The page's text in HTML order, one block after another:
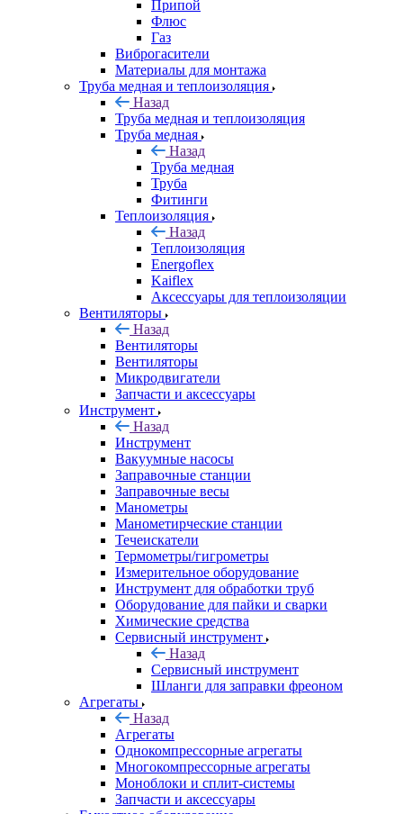
Припой
Флюс
Газ
Виброгасители
Материалы для монтажа
Труба медная и теплоизоляция
Назад
Труба медная и теплоизоляция
Труба медная
Назад
Труба медная
Труба
Фитинги
Теплоизоляция
Назад
Теплоизоляция
Energoflex
Kaiflex
Аксессуары для теплоизоляции
Вентиляторы
Назад
Вентиляторы
Вентиляторы
Микродвигатели
Запчасти и аксессуары
Инструмент
Назад
Инструмент
Вакуумные насосы
Заправочные станции
Заправочные весы
Манометры
Манометирческие станции
Течеискатели
Термометры/гигрометры
Измерительное оборудование
Инструмент для обработки труб
Оборудование для пайки и сварки
Химические средства
Сервисный инструмент
Назад
Сервисный инструмент
Шланги для заправки фреоном
Агрегаты
Назад
Агрегаты
Однокомпрессорные агрегаты
Многокомпрессорные агрегаты
Моноблоки и сплит-системы
Запчасти и аксессуары